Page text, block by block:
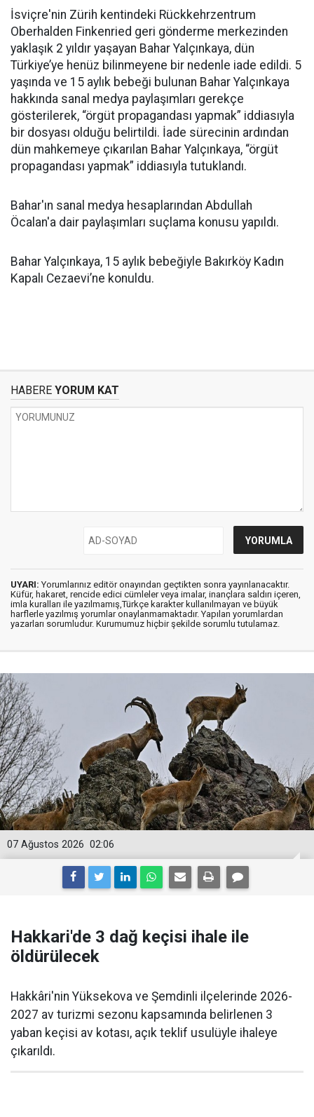
İsviçre'nin Zürih kentindeki Rückkehrzentrum
Oberhalden Finkenried geri gönderme merkezinden
yaklaşık 2 yıldır yaşayan Bahar Yalçınkaya, dün
Türkiye’ye henüz bilinmeyene bir nedenle iade edildi. 5
yaşında ve 15 aylık bebeği bulunan Bahar Yalçınkaya
hakkında sanal medya paylaşımları gerekçe
gösterilerek, “örgüt propagandası yapmak” iddiasıyla
bir dosyası olduğu belirtildi. İade sürecinin ardından
dün mahkemeye çıkarılan Bahar Yalçınkaya, “örgüt
propagandası yapmak” iddiasıyla tutuklandı.
Bahar'ın sanal medya hesaplarından Abdullah
Öcalan'a dair paylaşımları suçlama konusu yapıldı.
Bahar Yalçınkaya, 15 aylık bebeğiyle Bakırköy Kadın
Kapalı Cezaevi’ne konuldu.
HABERE YORUM KAT
UYARI: Yorumlarınız editör onayından geçtikten sonra yayınlanacaktır.
Küfür, hakaret, rencide edici cümleler veya imalar, inançlara saldırı içeren,
imla kuralları ile yazılmamış,Türkçe karakter kullanılmayan ve büyük
harflerle yazılmış yorumlar onaylanmamaktadır. Yapılan yorumlardan
yazarları sorumludur. Kurumumuz hiçbir şekilde sorumlu tutulamaz.
02:06
07 Ağustos 2026
Hakkari'de 3 dağ keçisi ihale ile
öldürülecek
Hakkâri'nin Yüksekova ve Şemdinli ilçelerinde 2026-
2027 av turizmi sezonu kapsamında belirlenen 3
yaban keçisi av kotası, açık teklif usulüyle ihaleye
çıkarıldı.